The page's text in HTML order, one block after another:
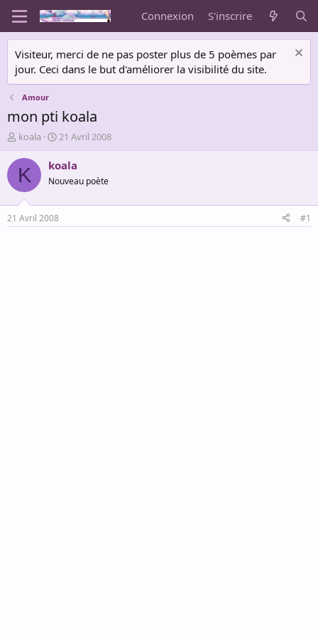
Connexion S'inscrire
Visiteur, merci de ne pas poster plus de 5 poèmes par
jour. Ceci dans le but d'améliorer la visibilité du site.
Amour
mon pti koala
A
u
t
e
r
d
e
koala
D
a
t
d
é
21 Avril 2008
K koala
Nouveau poète
21 Avril 2008 #1